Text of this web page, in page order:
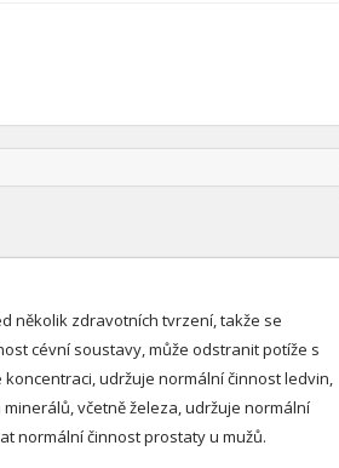
několik zdravotních tvrzení, takže se
cévní soustavy, může odstranit potíže s
udržuje normální činnost ledvin,
včetně železa, udržuje normální
normální činnost prostaty u mužů.